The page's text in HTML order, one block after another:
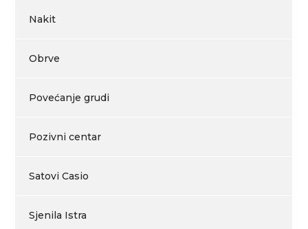
Nakit
Obrve
Povećanje grudi
Pozivni centar
Satovi Casio
Sjenila Istra